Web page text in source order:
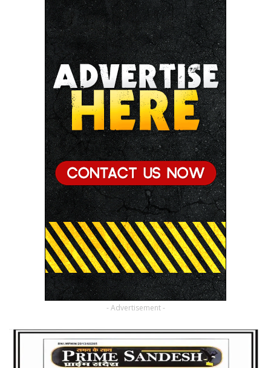
- Advertisement -